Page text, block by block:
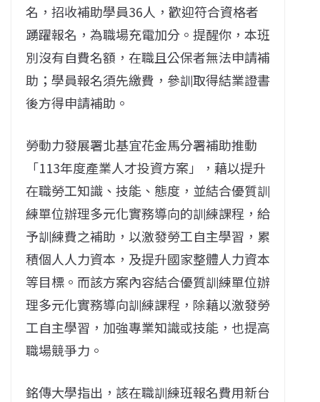
名，招收補助學員36人，歡迎符合資格者
踴躍報名，為職場充電加分。提醒你，本班
別沒有自費名額，在職且公保者無法申請補
助；學員報名須先繳費，參訓取得結業證書
後方得申請補助。
勞動力發展署北基宜花金馬分署補助推動
「113年度產業人才投資方案」，藉以提升
在職勞工知識、技能、態度，並結合優質訓
練單位辦理多元化實務導向的訓練課程，給
予訓練費之補助，以激發勞工自主學習，累
積個人人力資本，及提升國家整體人力資本
等目標。而該方案內容結合優質訓練單位辦
理多元化實務導向訓練課程，除藉以激發勞
工自主學習，加強專業知識或技能，也提高
職場競爭力。
銘傳大學指出，該在職訓練班報名費用新台